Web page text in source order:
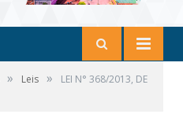
» Leis »
LEI N° 368/2013, DE